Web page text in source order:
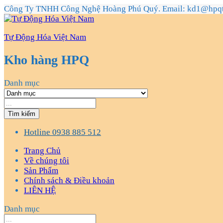
Công Ty TNHH Công Nghệ Hoàng Phú Quý. Email:
Tự Động Hóa Việt Nam
Kho hàng HPQ
Danh mục
Tìm kiếm
Hotline 0938 885 512
Trang Chủ
Về chúng tôi
Sản Phẩm
Chính sách & Điều khoản
LIÊN HỆ
Danh mục